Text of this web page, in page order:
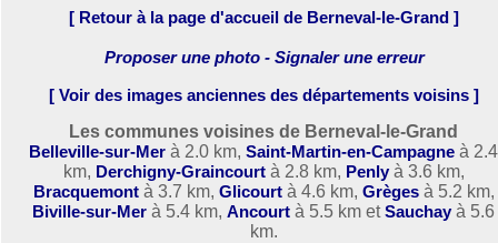
[ Retour à la page d'accueil de Berneval-le-Grand ]
Proposer une photo - Signaler une erreur
[ Voir des images anciennes des départements voisins ]
Les communes voisines de Berneval-le-Grand
Belleville-sur-Mer à 2.0 km,Saint-Martin-en-Campagne à 2.4
km, Derchigny-Graincourtà 2.8 km, Penlyà 3.6 km,
Bracquemontà 3.7 km, Glicourtà 4.6 km, Grègesà 5.2 km,
Biville-sur-Mer à 5.4 km,Ancourt à 5.5 km etSauchay à 5.6
km.